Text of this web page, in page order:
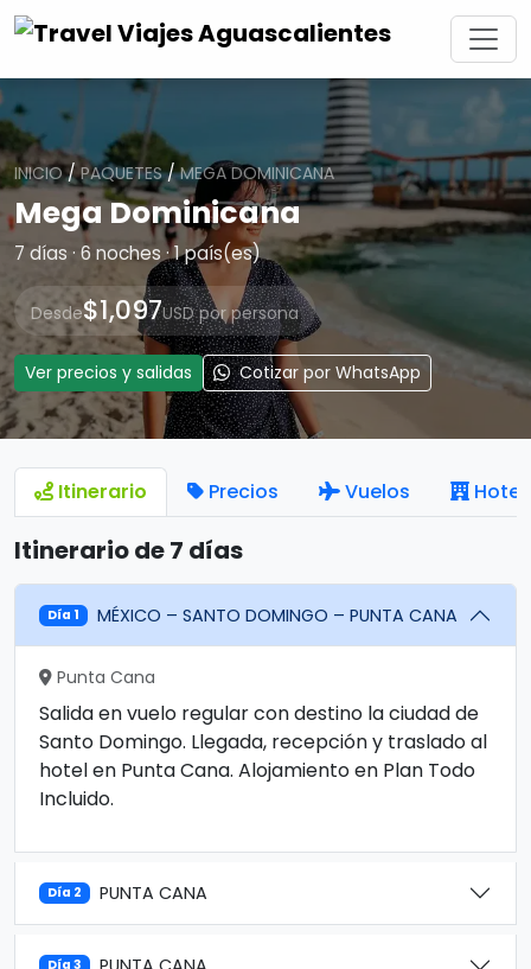
INICIO/PAQUETES/MEGA DOMINICANA
Mega Dominicana
7 días · 6 noches · 1 país(es)
Desde$1,097USD por persona
Ver precios y salidas Cotizar por WhatsApp
Itinerario Precios Vuelos
Itinerario de 7 días
Día 1 MÉXICO – SANTO DOMINGO – PUNTA CANA
Punta Cana
Salida en vuelo regular con destino la ciudad de
Santo Domingo. Llegada, recepción y traslado al
hotel en Punta Cana. Alojamiento en Plan Todo
Incluido.
Día 2 PUNTA CANA
Día 3